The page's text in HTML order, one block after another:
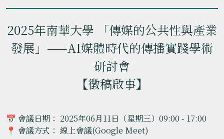
2025年南華大學 「傳媒的公共性與產業
發展」——AI媒體時代的傳播實踐學術
研討會
【徵稿啟事】
📅 會議日期： 2025年06月11日（星期三）09:00 - 17:00
📍 會議方式： 線上會議(Google Meet)